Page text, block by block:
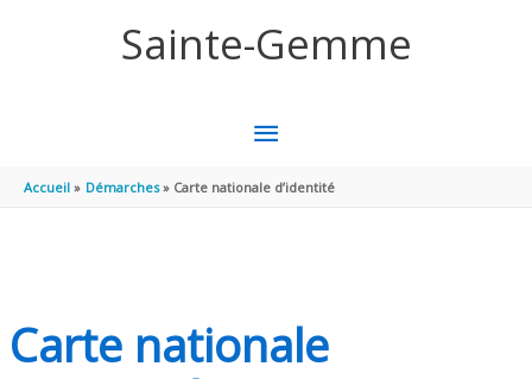
Sainte-Gemme
MENU
PRINCIPAL
Accueil Démarches Carte nationale d’identité
Carte nationale